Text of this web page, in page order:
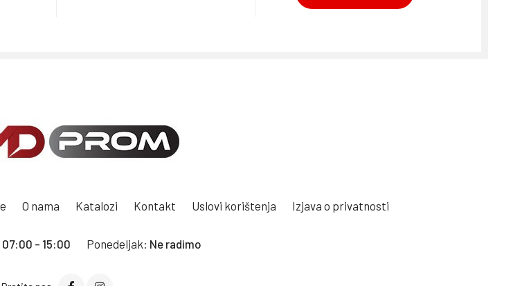
O nama Katalozi Kontakt Uslovi korištenja Izjava o privatnosti
07:00 - 15:00 Ponedeljak: Ne radimo